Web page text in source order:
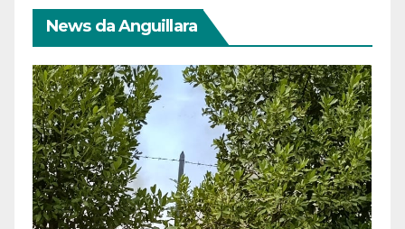
News da Anguillara